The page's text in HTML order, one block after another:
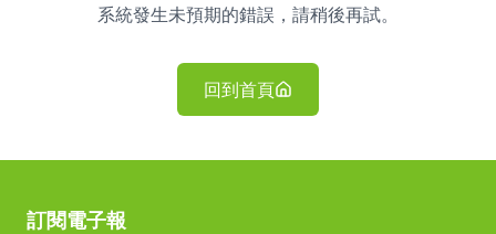
系統發生未預期的錯誤，請稍後再試。
回到首頁
訂閱電子報